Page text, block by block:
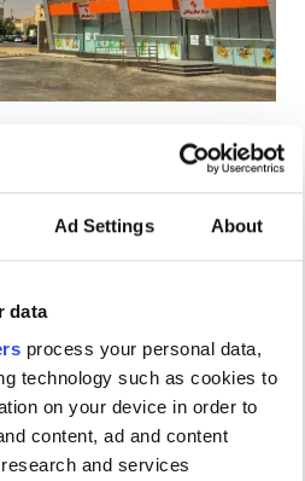
Ad Settings About
data
process your personal data,
technology such as cookies to
on your device in order to
content, ad and content
and services
B
C
Mahasen
Wi-Fi
Телевизоры
Забронировать